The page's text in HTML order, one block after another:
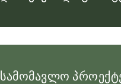
სამომავლო